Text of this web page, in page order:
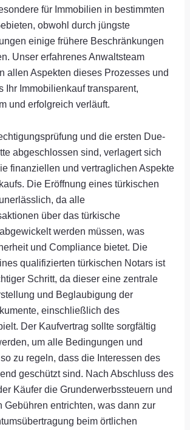
für Immobilien in bestimmten
obwohl durch jüngste
einige frühere Beschränkungen
Unser erfahrenes Anwaltsteam
allen Aspekten dieses Prozesses und
Ihr Immobilienkauf transparent,
und erfolgreich verläuft.
und die ersten Due-
abgeschlossen sind, verlagert sich
finanziellen und vertraglichen Aspekte
Die Eröffnung eines türkischen
da alle
über das türkische
werden müssen, was
und Compliance bietet. Die
qualifizierten türkischen Notars ist
Schritt, da dieser eine zentrale
und Beglaubigung der
einschließlich des
Der Kaufvertrag sollte sorgfältig
um alle Bedingungen und
zu regeln, dass die Interessen des
geschützt sind. Nach Abschluss des
Käufer die Grunderwerbssteuern und
Gebühren entrichten, was dann zur
beim örtlichen